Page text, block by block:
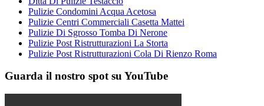
Pulizie Condomini Acqua Acetosa
Pulizie Centri Commerciali Casetta Mattei
Pulizie Di Sgrosso Tomba Di Nerone
Pulizie Post Ristrutturazioni La Storta
Pulizie Post Ristrutturazioni Cola Di Rienzo Roma
Guarda il nostro spot su YouTube